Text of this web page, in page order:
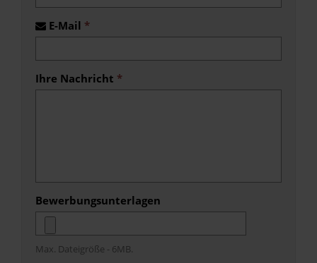
E-Mail *
Ihre Nachricht *
Bewerbungsunterlagen
Max. Dateigröße - 6MB.